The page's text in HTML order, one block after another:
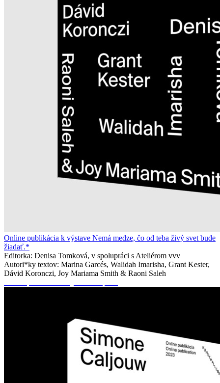
Online publikácia k výstave Nemá medze, čo od teba živý svet bude
žiadať.*
Editorka: Denisa Tomková, v spolupráci s Ateliérom vvv
Autori*ky textov: Marina Garcés, Walidah Imarisha, Grant Kester,
Dávid Koronczi, Joy Mariama Smith & Raoni Saleh